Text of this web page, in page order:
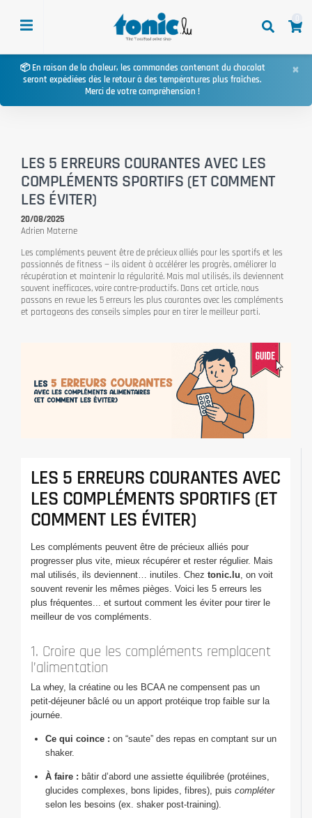
📦 En raison de la chaleur, les commandes contenant du chocolat
seront expédiées dès le retour à des températures plus fraîches.
Merci de votre compréhension !
×
LES 5 ERREURS COURANTES AVEC LES
COMPLÉMENTS SPORTIFS (ET COMMENT
LES ÉVITER)
20/08/2025
Adrien Materne
Les compléments peuvent être de précieux alliés pour les sportifs et les
passionnés de fitness — ils aident à accélérer les progrès, améliorer la
récupération et maintenir la régularité. Mais mal utilisés, ils deviennent
souvent inefficaces, voire contre-productifs. Dans cet article, nous
passons en revue les 5 erreurs les plus courantes avec les compléments
et partageons des conseils simples pour en tirer le meilleur parti.
LES 5 ERREURS COURANTES AVEC
LES COMPLÉMENTS SPORTIFS (ET
COMMENT LES ÉVITER)
Les compléments peuvent être de précieux alliés pour
progresser plus vite, mieux récupérer et rester régulier. Mais
mal utilisés, ils deviennent… inutiles. Chez tonic.lu , on voit
souvent revenir les mêmes pièges. Voici les 5 erreurs les
plus fréquentes... et surtout comment les éviter pour tirer le
meilleur de vos compléments.
1. Croire que les compléments remplacent
l’alimentation
La whey, la créatine ou les BCAA ne compensent pas un
petit-déjeuner bâclé ou un apport protéique trop faible sur la
journée.
Ce qui coince : on “saute” des repas en comptant sur un
shaker.
À faire : bâtir d’abord une assiette équilibrée (protéines,
glucides complexes, bons lipides, fibres), puis compléter
selon les besoins (ex. shaker post-training).